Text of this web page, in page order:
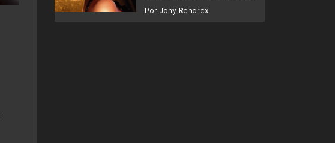
novembro
Por Jony Rendrex